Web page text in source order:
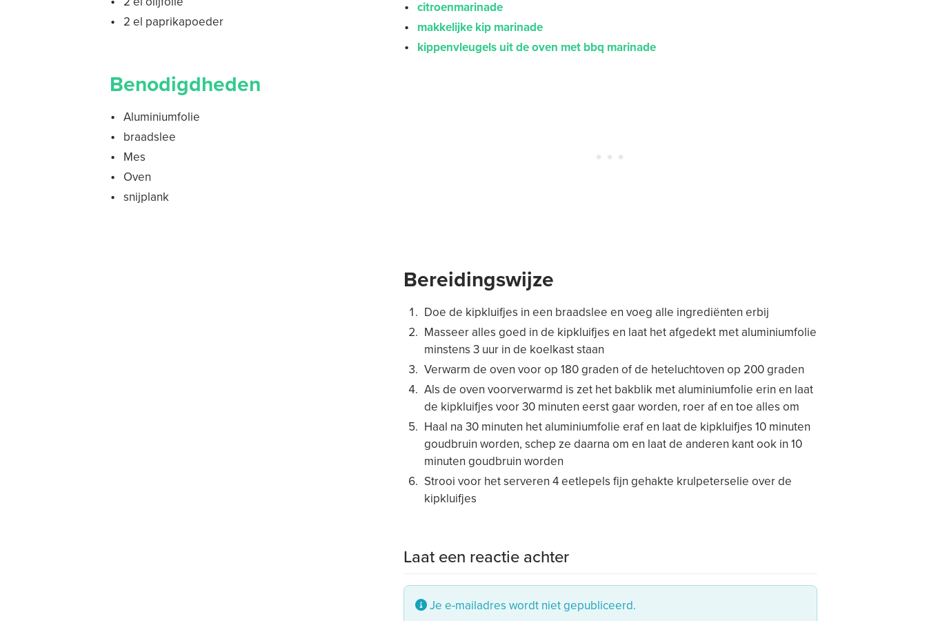
2 el paprikapoeder
Benodigdheden
Aluminiumfolie
braadslee
Mes
Oven
snijplank
citroenmarinade
makkelijke kip marinade
kippenvleugels uit de oven met bbq marinade
Bereidingswijze
Doe de kipkluifjes in een braadslee en voeg alle ingrediënten erbij
Masseer alles goed in de kipkluifjes en laat het afgedekt met aluminiumfolie
minstens 3 uur in de koelkast staan
Verwarm de oven voor op 180 graden of de heteluchtoven op 200 graden
Als de oven voorverwarmd is zet het bakblik met aluminiumfolie erin en laat
de kipkluifjes voor 30 minuten eerst gaar worden, roer af en toe alles om
Haal na 30 minuten het aluminiumfolie eraf en laat de kipkluifjes 10 minuten
goudbruin worden, schep ze daarna om en laat de anderen kant ook in 10
minuten goudbruin worden
Strooi voor het serveren 4 eetlepels fijn gehakte krulpeterselie over de
kipkluifjes
Laat een reactie achter
Je e-mailadres wordt niet gepubliceerd.